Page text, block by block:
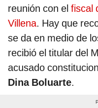
reunión con el fiscal
Villena. Hay que
se da en medio de
recibió el titular del
acusado
Dina Boluarte.